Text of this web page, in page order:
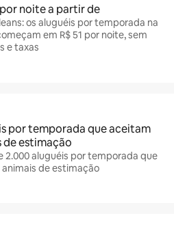
noite a partir de
os aluguéis por temporada na
em R$ 51 por noite, sem
e taxas
por temporada que aceitam
de estimação
2.000 aluguéis por temporada que
de estimação